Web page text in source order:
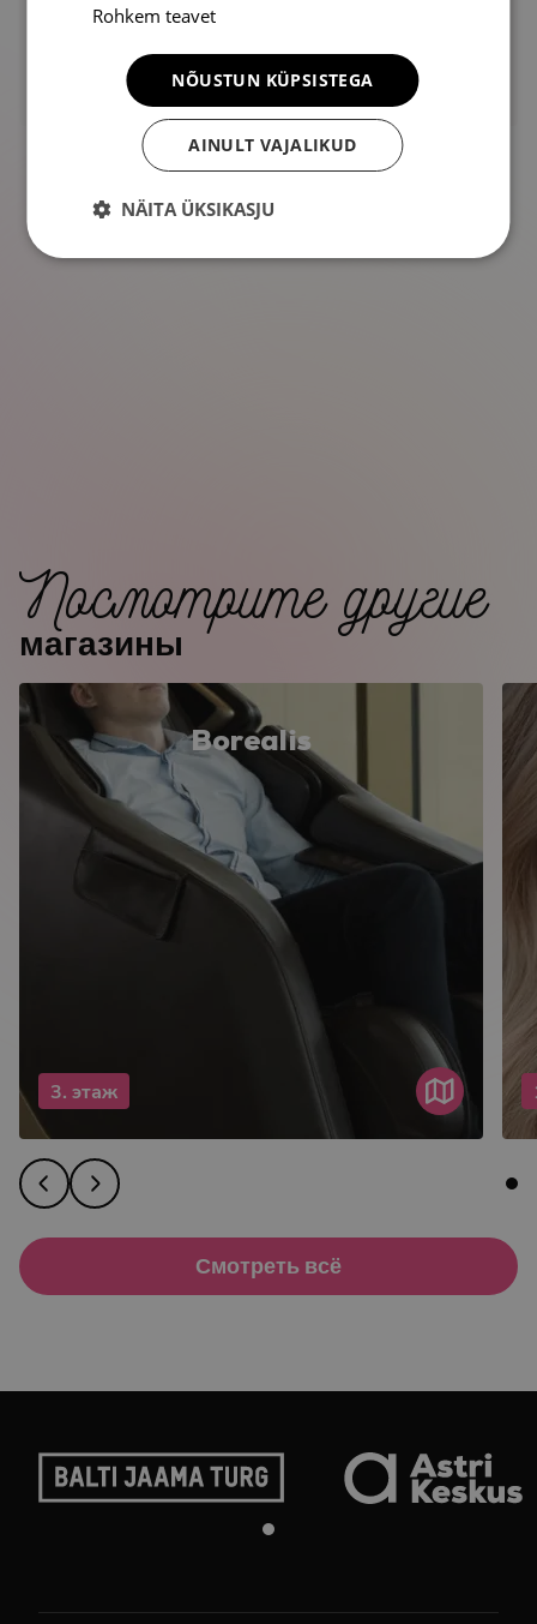
Посмотрите другие
магазины
Borealis
3. этаж
Смотреть всё
Rohkem teavet
NÕUSTUN KÜPSISTEGA
AINULT VAJALIKUD
NÄITA ÜKSIKASJU